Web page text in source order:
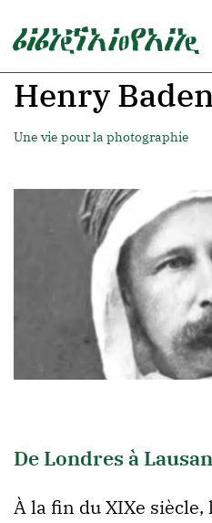
Henry
Une vie pour la photographie
De Londres à
À la fin du XIXe siècle,